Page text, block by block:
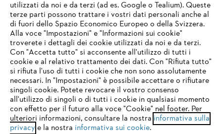
IHR BROWSER WIRD NICHT
UNTERSTÜTZT
Sie nutzen einen Browser, den wir noch nicht unterstützen. Für
eine optimale Nutzung unserer Seite empfehlen wir Ihnen, zu
einem der folgenden Browser zu wechseln:
firefox chrome
utilizzati da noi e da terzi (ad es. Google o Tealium). Queste
terze parti possono trattare i vostri dati personali anche al
di fuori dello Spazio Economico Europeo o della Svizzera.
Alla voce "Impostazioni" e "Informazioni sui cookie"
troverete i dettagli dei cookie utilizzati da noi e da terzi.
Con "Accetta tutto" si acconsente all'utilizzo di tutti i
cookie e al relativo trattamento dei dati. Con "Rifiuta tutto"
si rifiuta l'uso di tutti i cookie che non sono assolutamente
necessari. In "Impostazioni" è possibile accettare o rifiutare
singoli cookie. Potete revocare il vostro consenso
all'utilizzo di singoli o di tutti i cookie in qualsiasi momento
con effetto per il futuro alla voce "Cookie" nel footer. Per
ulteriori informazioni, consultare la nostra informativa sulla
privacy e la nostra informativa sui cookie.